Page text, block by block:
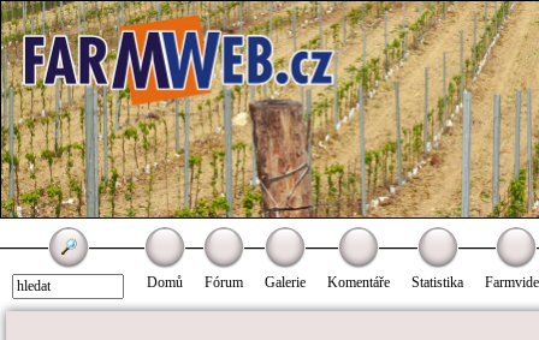
Domů Fórum Galerie Komentáře Statistika